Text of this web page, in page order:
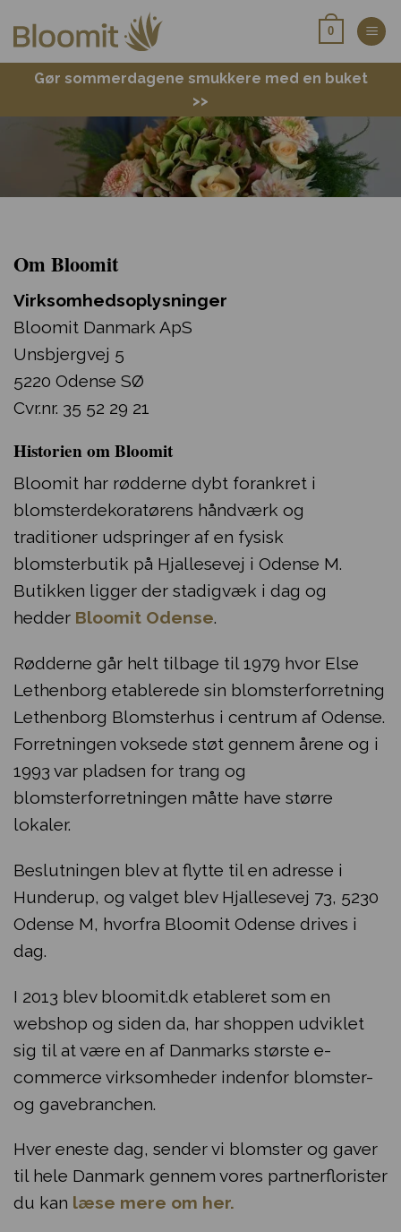
0
Gør sommerdagene smukkere med en buket
>>
Om Bloomit
Virksomhedsoplysninger
Bloomit Danmark ApS
Unsbjergvej 5
5220 Odense SØ
Cvr.nr. 35 52 29 21
Historien om Bloomit
Bloomit har rødderne dybt forankret i
blomsterdekoratørens håndværk og
traditioner udspringer af en fysisk
blomsterbutik på Hjallesevej i Odense M.
Butikken ligger der stadigvæk i dag og
hedder Bloomit Odense.
Rødderne går helt tilbage til 1979 hvor Else
Lethenborg etablerede sin blomsterforretning
Lethenborg Blomsterhus i centrum af Odense.
Forretningen voksede støt gennem årene og i
1993 var pladsen for trang og
blomsterforretningen måtte have større
lokaler.
Beslutningen blev at flytte til en adresse i
Hunderup, og valget blev Hjallesevej 73, 5230
Odense M, hvorfra Bloomit Odense drives i
dag.
I 2013 blev bloomit.dk etableret som en
webshop og siden da, har shoppen udviklet
sig til at være en af Danmarks største e-
commerce virksomheder indenfor blomster-
og gavebranchen.
Hver eneste dag, sender vi blomster og gaver
til hele Danmark gennem vores partnerflorister
du kan læse mere om her.